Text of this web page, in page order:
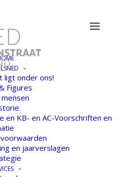
ligt onder ons!
Figures
en KB- en AC-Voorschriften en
en jaarverslagen